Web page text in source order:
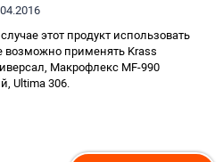
этот продукт использовать
возможно применять Krass
, Макрофлекс MF-990
, Ultima 306.